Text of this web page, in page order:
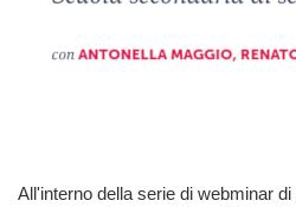
All'interno della serie di webminar di